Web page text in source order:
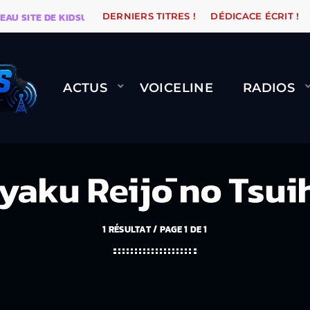
DE KIDSUNE WARÉTRO ORANGE ROAD QUI
DERNIERS TITRES ! DÉDICACE ÉCRIT !
ACTUS VOICELINE RADIOS
Reijō no
1 RÉSULTAT / PAGE 1 DE 1